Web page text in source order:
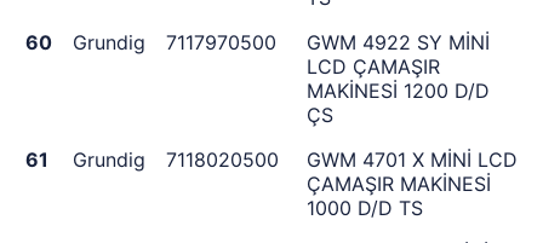
60
Grundig 7117970500
GWM 4922 SY MİNİ
LCD ÇAMAŞIR
MAKİNESİ 1200 D/D
ÇS
61
Grundig 7118020500
GWM 4701 X MİNİ LCD
ÇAMAŞIR MAKİNESİ
1000 D/D TS